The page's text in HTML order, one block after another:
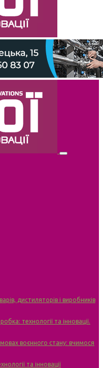
дистиляторів і виробників
технології та інновації.
воєнного стану: вчимося
та інновації